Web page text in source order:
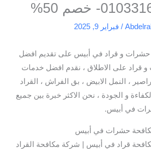
/ فبراير 9, 2025
و قراد في أبيس على تقديم افضل
قراد على الاطلاق ، نقدم افضل خدمات
، النمل الابيض ، بق الفراش ، القراد
و الجودة ، نحن الاكثر خبرة بين جميع
في أبيس.
حشرات في أبيس
قراد في أبيس | شركة مكافحة القراد